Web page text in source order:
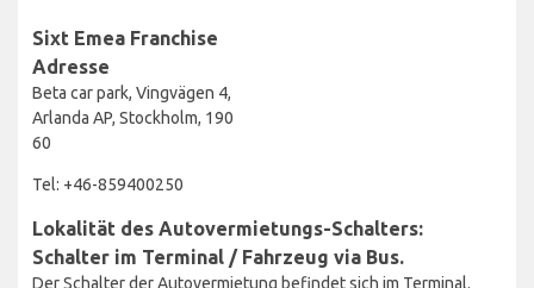
Sixt Emea Franchise
Adresse
Beta car park, Vingvägen 4,
Arlanda AP, Stockholm, 190
60
Tel: +46-859400250
Lokalität des Autovermietungs-Schalters:
Schalter im Terminal / Fahrzeug via Bus.
Der Schalter der Autovermietung befindet sich im Terminal.